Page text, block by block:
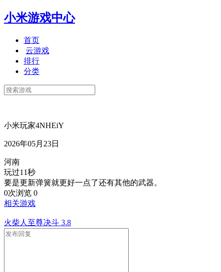
小米游戏中心
首页
云游戏
排行
分类
小米玩家4NHEiY
2026年05月23日
河南
玩过11秒
要是更新弹簧就更好一点了还有其他的武器。
0次浏览 0
相关游戏
火柴人至尊决斗 3.8